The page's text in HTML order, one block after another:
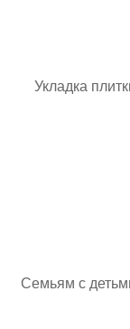
Укладка
Семьям с